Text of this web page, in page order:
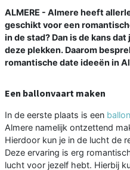
ALMERE - Almere heeft
geschikt voor een
in de stad? Dan is de kans
deze plekken. Daarom
romantische date ideeën in
Een ballonvaart maken
In de eerste plaats is een
Almere namelijk ontzettend
Hierdoor kun je in de lucht de
Deze ervaring is erg
lucht voor jezelf hebt. Hierbij